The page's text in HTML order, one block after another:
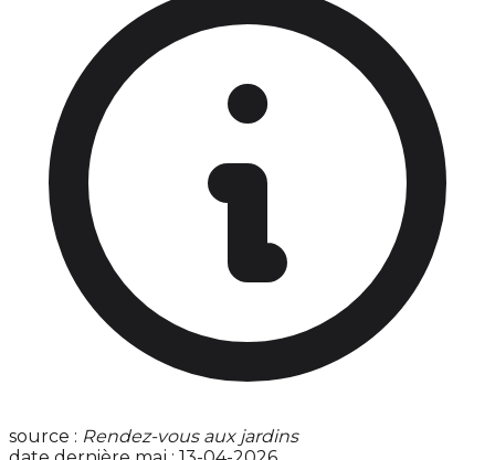
source : Rendez-vous aux jardins